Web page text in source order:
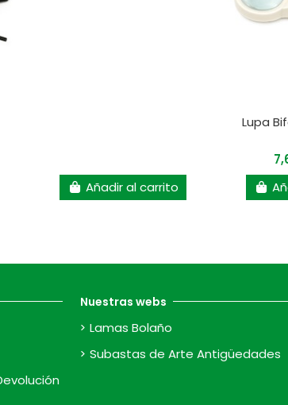
Añadir al carrito
Lupa
Nuestras webs
Lamas Bolaño
Subastas de Arte Antigüedades